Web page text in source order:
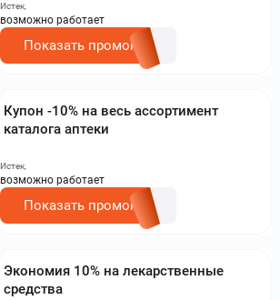
Истек,
возможно работает
Показать промокод
Купон -10% на весь ассортимент
каталога аптеки
Истек,
возможно работает
Показать промокод
Экономия 10% на лекарственные
средства